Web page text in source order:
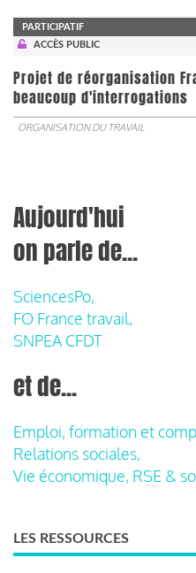
PARTICIPATIF
ACCÈS PUBLIC
Projet de réorganisation
beaucoup d'interrogations
ORGANISATION DU TRAVAIL
Aujourd'hui
on parle de...
SciencesPo,
FO France travail,
SNPEA CFDT
et de...
Emploi, formation et
Relations sociales,
Vie économique, RSE &
LES RESSOURCES